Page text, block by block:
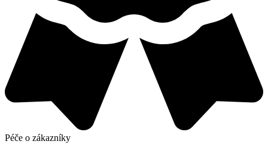
Péče o zákazníky